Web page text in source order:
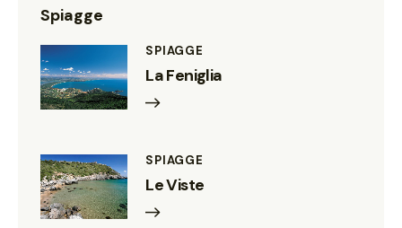
Spiagge
SPIAGGE
La Feniglia
SPIAGGE
Le Viste